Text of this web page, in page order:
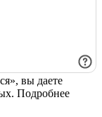
вы даете
Подробнее